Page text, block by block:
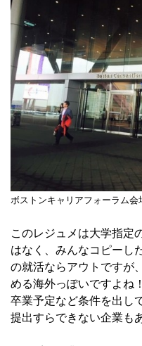
ボストンキャリアフォーラム会
このレジュメは大学指定
はなく、みんなコピーし
の就活ならアウトですが
める海外っぽいですよね
卒業予定など条件を出し
提出すらできない企業も